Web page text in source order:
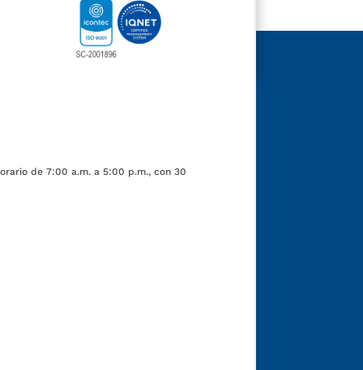
de 7:00 a.m. a 5:00 p.m., con 30